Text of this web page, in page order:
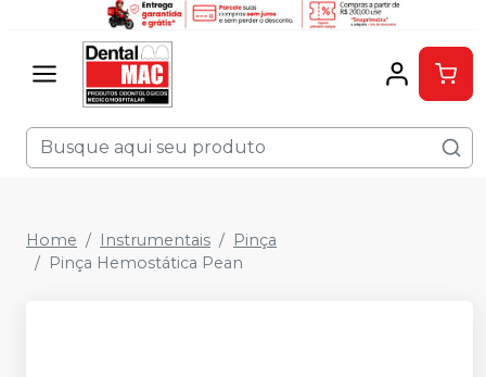
Home Instrumentais
Pinça
Pinça Hemostática Pean